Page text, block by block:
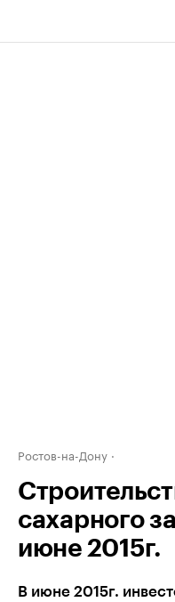
Ростов-на-Дону
сахарного
июне 2015г.
В июне 2015г.